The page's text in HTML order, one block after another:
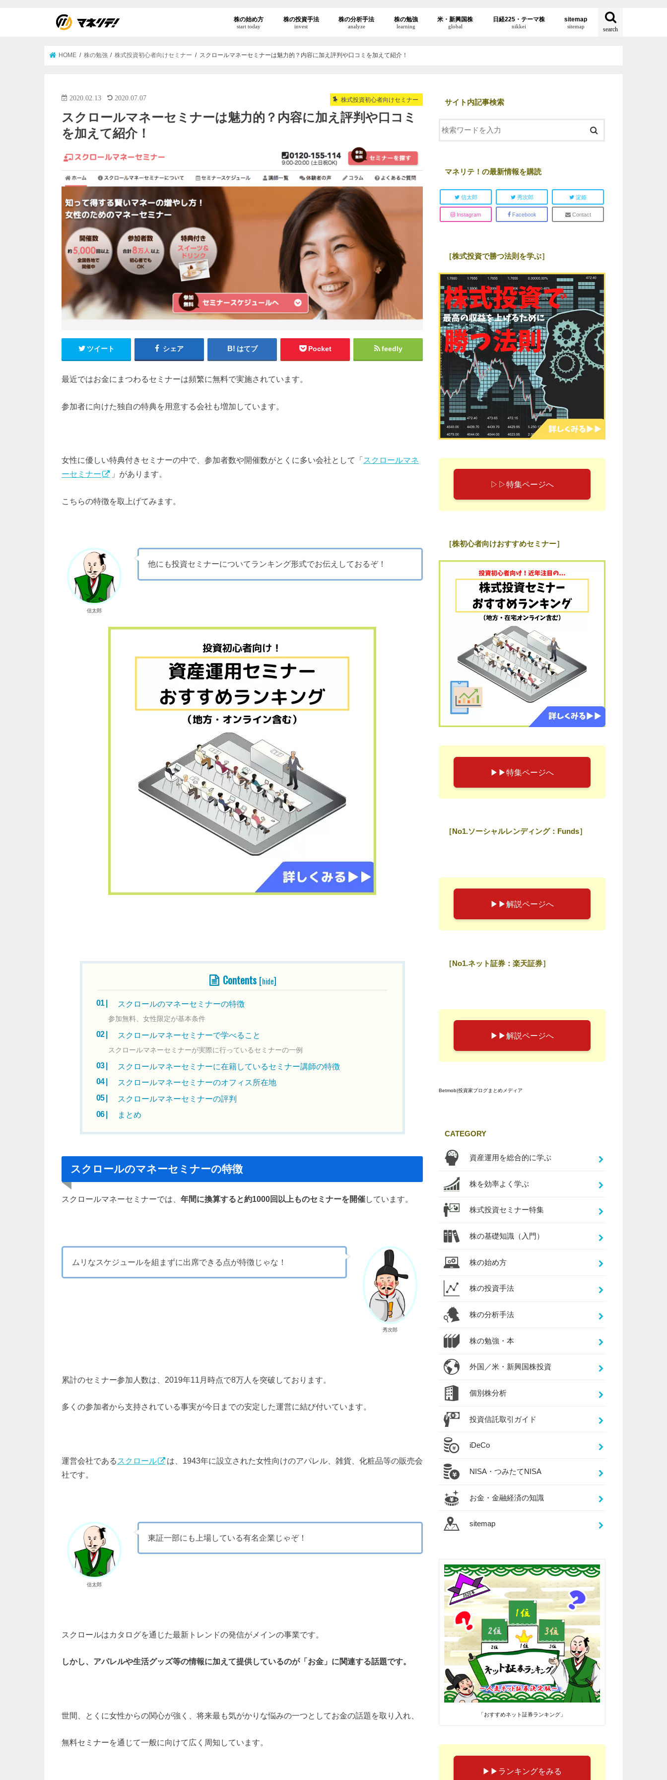
search
株の始め方
start today
株の投資手法
invest
株の分析手法
analyze
株の勉強
learning
米・新興国株
global
日経225・テーマ株
nikkei
sitemap
sitemap
HOME 株の勉強 株式投資初心者向けセミナー スクロールマネーセミナーは魅力的？内容に加え評判や口コミを加えて紹介！
株式投資初心者向けセミナー
2020.02.13 2020.07.07
スクロールマネーセミナーは魅力的？内容に加え評判や口コミ
を加えて紹介！
ツイート シェア はてブ Pocket feedly
最近ではお金にまつわるセミナーは頻繁に無料で実施されています。
参加者に向けた独自の特典を用意する会社も増加しています。
女性に優しい特典付きセミナーの中で、参加者数や開催数がとくに多い会社として「スクロールマネ
ーセミナー
」があります。
こちらの特徴を取上げてみます。
信太郎
他にも投資セミナーについてランキング形式でお伝えしておるぞ！
Contents [hide]
スクロールのマネーセミナーの特徴
参加無料、女性限定が基本条件
スクロールマネーセミナーで学べること
スクロールマネーセミナーが実際に行っているセミナーの一例
スクロールマネーセミナーに在籍しているセミナー講師の特徴
スクロールマネーセミナーのオフィス所在地
スクロールマネーセミナーの評判
まとめ
スクロールのマネーセミナーの特徴
スクロールマネーセミナーでは、 年間に換算すると約1000回以上ものセミナーを開催しています。
秀次郎
ムリなスケジュールを組まずに出席できる点が特徴じゃな！
累計のセミナー参加人数は、2019年11月時点で8万人を突破しております。
多くの参加者から支持されている事実が今日までの安定した運営に結び付いています。
運営会社である スクロール
は、1943年に設立された女性向けのアパレル、雑貨、化粧品等の販売会
社です。
信太郎
東証一部にも上場している有名企業じゃぞ！
スクロールはカタログを通じた最新トレンドの発信がメインの事業です。
しかし、アパレルや生活グッズ等の情報に加えて提供しているのが「お金」に関連する話題です。
世間、とくに女性からの関心が強く、将来最も気がかりな悩みの一つとしてお金の話題を取り入れ、
無料セミナーを通じて一般に向けて広く周知しています。
サイト内記事検索
マネリテ！の最新情報を購読
信太郎 秀次郎 淀姫
Instagram Facebook Contact
［株式投資で勝つ法則を学ぶ］
▷▷特集ページへ
［株初心者向けおすすめセミナー］
▶︎▶︎特集ページへ
［No1.ソーシャルレンディング：Funds］
▶︎▶︎解説ページへ
［No1.ネット証券：楽天証券］
▶︎▶︎解説ページへ
Betmob|投資家ブログまとめメディア
CATEGORY
資産運用を総合的に学ぶ
株を効率よく学ぶ
株式投資セミナー特集
株の基礎知識（入門）
株の始め方
株の投資手法
株の分析手法
株の勉強・本
外国／米・新興国株投資
個別株分析
投資信託取引ガイド
iDeCo
NISA・つみたてNISA
お金・金融経済の知識
sitemap
「おすすめネット証券ランキング」
▶︎▶︎ランキングをみる